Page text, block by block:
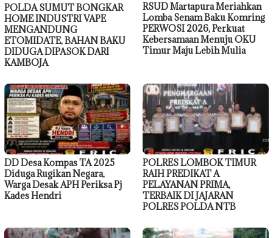
POLDA SUMUT BONGKAR
HOME INDUSTRI VAPE
MENGANDUNG
ETOMIDATE, BAHAN BAKU
DIDUGA DIPASOK DARI
KAMBOJA
RSUD Martapura Meriahkan
Lomba Senam Baku Komring
PERWOSI 2026, Perkuat
Kebersamaan Menuju OKU
Timur Maju Lebih Mulia
DD Desa Kompas TA 2025
Diduga Rugikan Negara,
Warga Desak APH Periksa Pj
Kades Hendri
POLRES LOMBOK TIMUR
RAIH PREDIKAT A
PELAYANAN PRIMA,
TERBAIK DI JAJARAN
POLRES POLDA NTB